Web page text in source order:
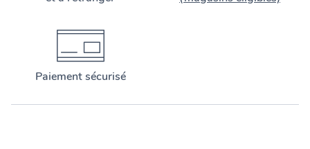
Paiement sécurisé